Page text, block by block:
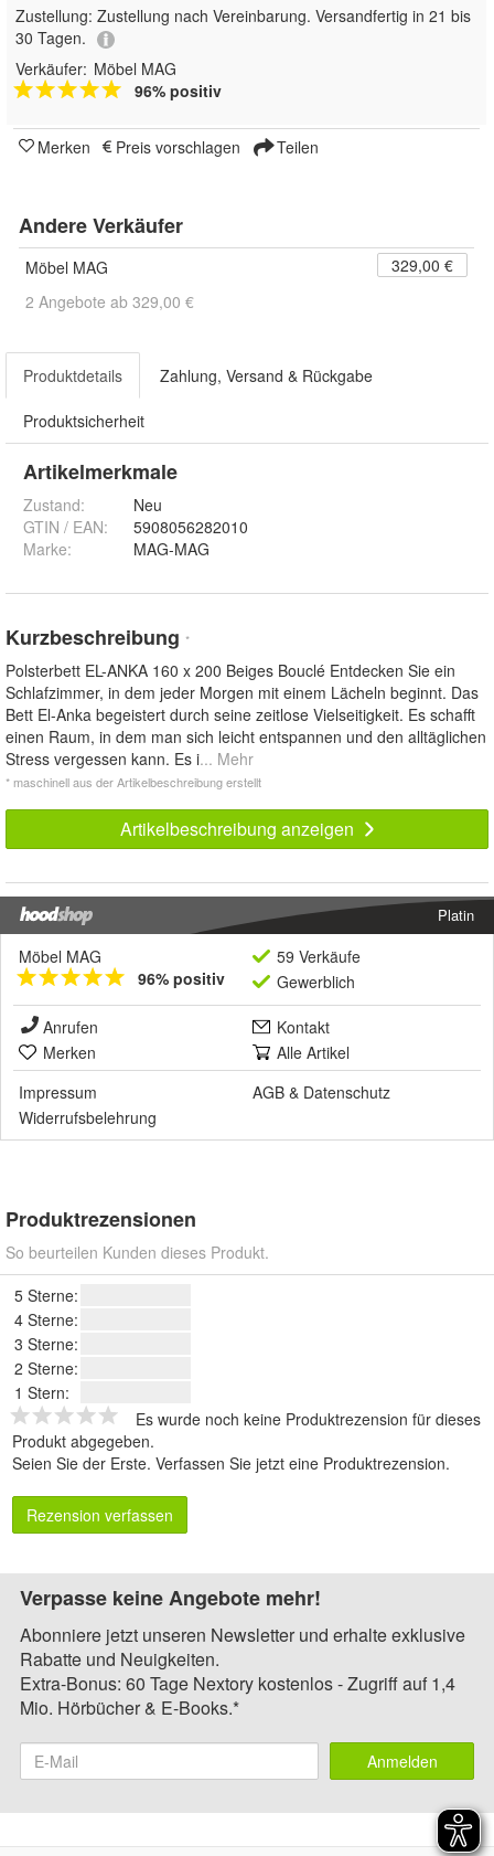
Zustellung: Zustellung nach Vereinbarung. Versandfertig in 21 bis
30 Tagen.
Verkäufer: Möbel MAG
96% positiv
Merken Preis vorschlagen Teilen
Andere Verkäufer
Möbel MAG
329,00 €
2 Angebote ab 329,00 €
Produktdetails Zahlung, Versand & Rückgabe
Produktsicherheit
Artikelmerkmale
Zustand:
Neu
GTIN / EAN:
5908056282010
Marke:
MAG-MAG
Kurzbeschreibung *
Polsterbett EL-ANKA 160 x 200 Beiges Bouclé Entdecken Sie ein
Schlafzimmer, in dem jeder Morgen mit einem Lächeln beginnt. Das
Bett El-Anka begeistert durch seine zeitlose Vielseitigkeit. Es schafft
einen Raum, in dem man sich leicht entspannen und den alltäglichen
Stress vergessen kann. Es i... Mehr
* maschinell aus der Artikelbeschreibung erstellt
Artikelbeschreibung anzeigen
Platin
Möbel MAG
96% positiv
59 Verkäufe
Gewerblich
Anrufen
Kontakt
Merken
Alle Artikel
Impressum
AGB & Datenschutz
Widerrufsbelehrung
Produktrezensionen
So beurteilen Kunden dieses Produkt.
5 Sterne:
4 Sterne:
3 Sterne:
2 Sterne:
1 Stern:
Es wurde noch keine Produktrezension für dieses
Produkt abgegeben.
Seien Sie der Erste. Verfassen Sie jetzt eine Produktrezension.
Rezension verfassen
Verpasse keine Angebote mehr!
Abonniere jetzt unseren Newsletter und erhalte exklusive
Rabatte und Neuigkeiten.
Extra-Bonus: 60 Tage Nextory kostenlos - Zugriff auf 1,4
Mio. Hörbücher & E-Books.*
Anmelden